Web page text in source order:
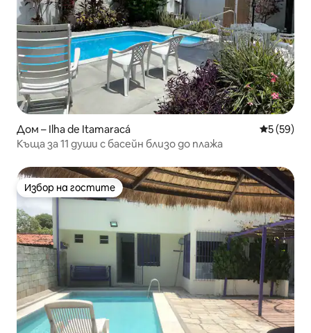
Дом – Ilha de Itamaracá Средна
5 (59)
Къща за 11 души с басейн близо до плажа
Избор на гостите
Избор на гостите